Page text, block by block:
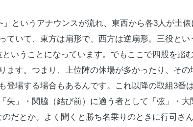
」というアナウンスが流れ、東西から各3 人が土
ていて、東方は扇形で、西方は逆扇形。三役と
いうことになっています。でもここで四股を踏
ます。つまり、上位陣の休場が多かったり、そ
登場する場合もあるんです。これ以降の取組3番
矢」・関脇（結び前）に適う者として「弦」・
だとか。よく聞くと勝ち名乗りのときに行司さ